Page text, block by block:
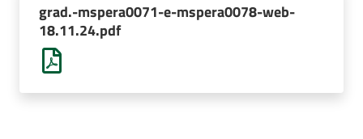
grad.-mspera0071-e-mspera0078-web-
18.11.24.pdf